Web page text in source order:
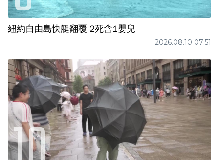
紐約自由島快艇翻覆 2死含1嬰兒
2026.08.10 07:51